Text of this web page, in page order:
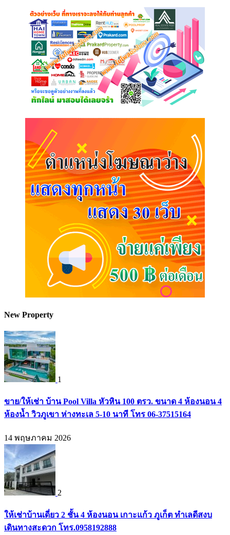
New Property
1
ขาย/ให้เช่า บ้าน Pool Villa หัวหิน 100 ตรว. ขนาด 4 ห้องนอน 4
ห้องน้ำ วิวภูเขา ห่างทะเล 5-10 นาที โทร 06-37515164
14 พฤษภาคม 2026
2
ให้เช่าบ้านเดี่ยว 2 ชั้น 4 ห้องนอน เกาะแก้ว ภูเก็ต ทำเลดีสงบ
เดินทางสะดวก โทร.0958192888